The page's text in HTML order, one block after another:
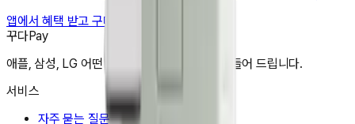
앱에서 혜택 받고 구매하기
꾸다Pay
애플, 삼성, LG 어떤 상품도 한달 3만원으로 만들어 드립니다.
서비스
자주 묻는 질문